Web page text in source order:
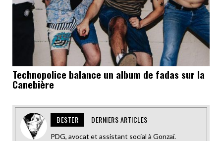
Technopolice balance un album de fadas sur la
Canebière
BESTER DERNIERS ARTICLES
PDG, avocat et assistant social à Gonzaï.